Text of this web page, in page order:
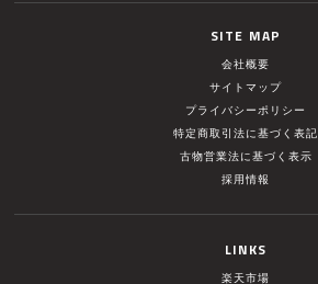
SITE MAP
会社概要
サイトマップ
プライバシーポリシー
特定商取引法に基づく表記
古物営業法に基づく表示
採用情報
LINKS
楽天市場